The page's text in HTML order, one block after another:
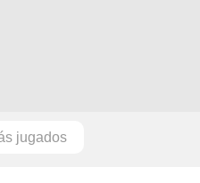
jugados